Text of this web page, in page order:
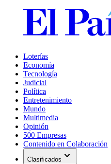
Loterías
Economía
Tecnología
Judicial
Política
Entretenimiento
Mundo
Multimedia
Opinión
500 Empresas
Contenido en Colaboración
Clasificados expand_more